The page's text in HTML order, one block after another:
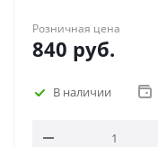
Розничная цена
840 руб.
В наличии